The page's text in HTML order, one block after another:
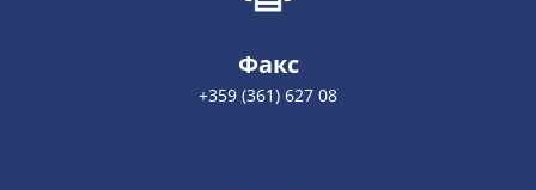
Факс
+359 (361) 627 08